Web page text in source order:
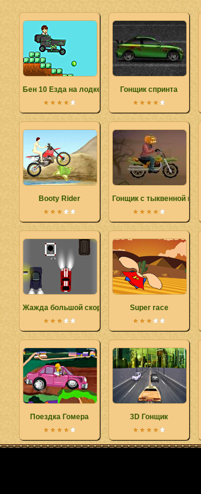
Бен 10 Езда на лодке Гонщик спринта
Booty Rider Гонщик с тыквенной
Жажда большой скорости Super race
Поездка Гомера 3D Гонщик